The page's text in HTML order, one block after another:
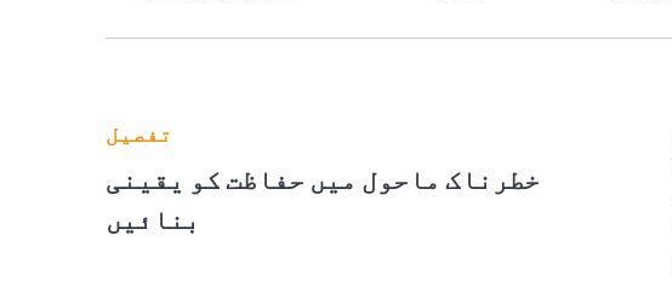
تفصیل
خطرناک ماحول میں حفاظت کو یقینی
بنائیں